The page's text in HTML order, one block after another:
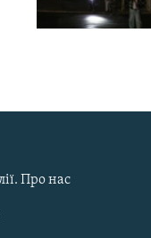
Про нас